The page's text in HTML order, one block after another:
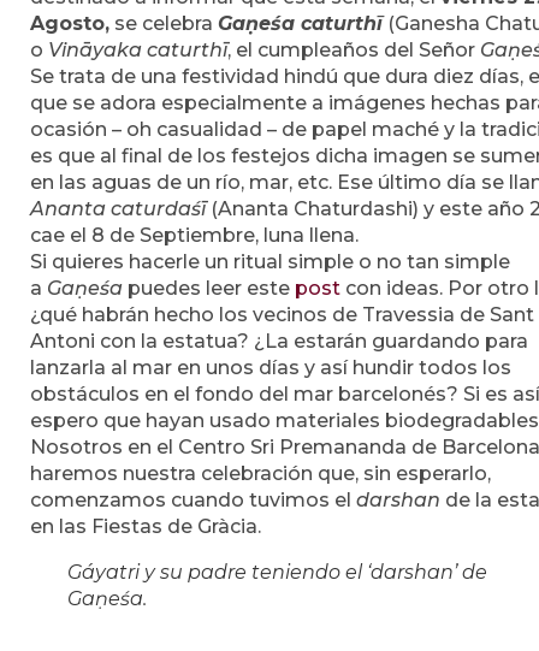
Agosto, se celebra Gaṇeśa caturthī(Ganesha
o Vināyaka caturthī, el cumpleaños del Señor
Se trata de una festividad hindú que dura diez días,
que se adora especialmente a imágenes hechas
ocasión – oh casualidad – de papel maché y la
es que al final de los festejos dicha imagen se
en las aguas de un río, mar, etc. Ese último día se
Ananta caturdaśī(Ananta Chaturdashi) y este año
cae el 8 de Septiembre, luna llena.
Si quieres hacerle un ritual simple o no tan simple
a Gaṇeśa puedes leer este post con ideas. Por otro
¿qué habrán hecho los vecinos de Travessia de Sant
Antoni con la estatua? ¿La estarán guardando para
lanzarla al mar en unos días y así hundir todos los
obstáculos en el fondo del mar barcelonés? Si es
espero que hayan usado materiales
Nosotros en el Centro Sri Premananda de Barcelona
haremos nuestra celebración que, sin esperarlo,
comenzamos cuando tuvimos el darshan de la
en las Fiestas de Gràcia.
Gáyatri y su padre teniendo el ‘darshan’ de
Gaṇeśa.